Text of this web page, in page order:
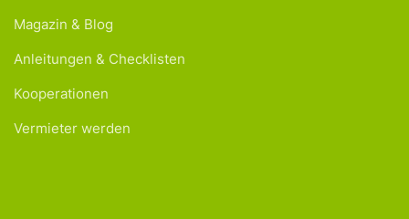
Magazin & Blog
Anleitungen & Checklisten
Kooperationen
Vermieter werden